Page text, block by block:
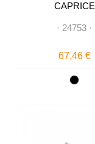
CAPRICE
· 24753 ·
67,46 €